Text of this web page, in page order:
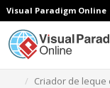
Visual Paradigm Online
Criador de leque